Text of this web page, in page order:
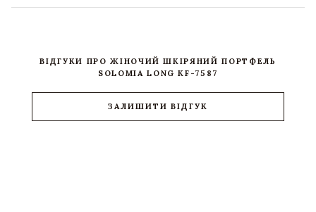
ВІДГУКИ ПРО ЖІНОЧИЙ ШКІРЯНИЙ ПОРТФЕЛЬ
SOLOMIA LONG KF-7587
ЗАЛИШИТИ ВІДГУК